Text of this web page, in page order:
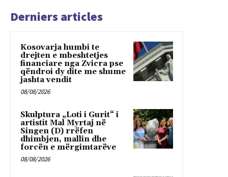
Derniers articles
Kosovarja humbi te
drejten e mbeshtetjes
financiare nga Zvicra pse
qëndroi dy dite me shume
jashta vendit
08/08/2026
Skulptura „Loti i Gurit“ i
artistit Mal Myrtaj në
Singen (D) rrëfen
dhimbjen, mallin dhe
forcën e mërgimtarëve
08/08/2026